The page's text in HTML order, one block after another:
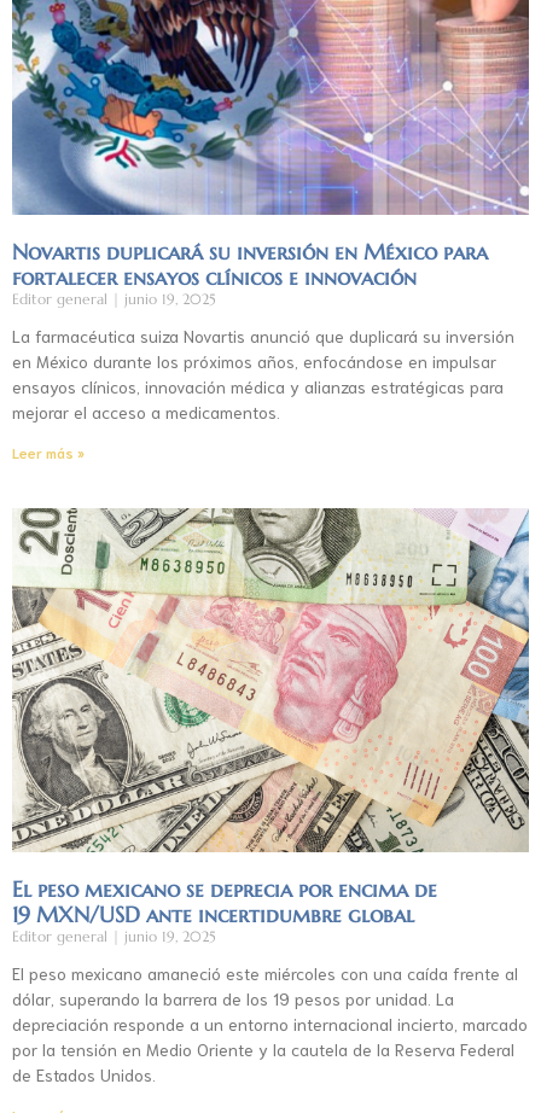
Novartis duplicará su inversión en México para
fortalecer ensayos clínicos e innovación
Editor general junio 19, 2025
La farmacéutica suiza Novartis anunció que duplicará su inversión
en México durante los próximos años, enfocándose en impulsar
ensayos clínicos, innovación médica y alianzas estratégicas para
mejorar el acceso a medicamentos.
Leer más »
El peso mexicano se deprecia por encima de
19 MXN/USD ante incertidumbre global
Editor general junio 19, 2025
El peso mexicano amaneció este miércoles con una caída frente al
dólar, superando la barrera de los 19 pesos por unidad. La
depreciación responde a un entorno internacional incierto, marcado
por la tensión en Medio Oriente y la cautela de la Reserva Federal
de Estados Unidos.